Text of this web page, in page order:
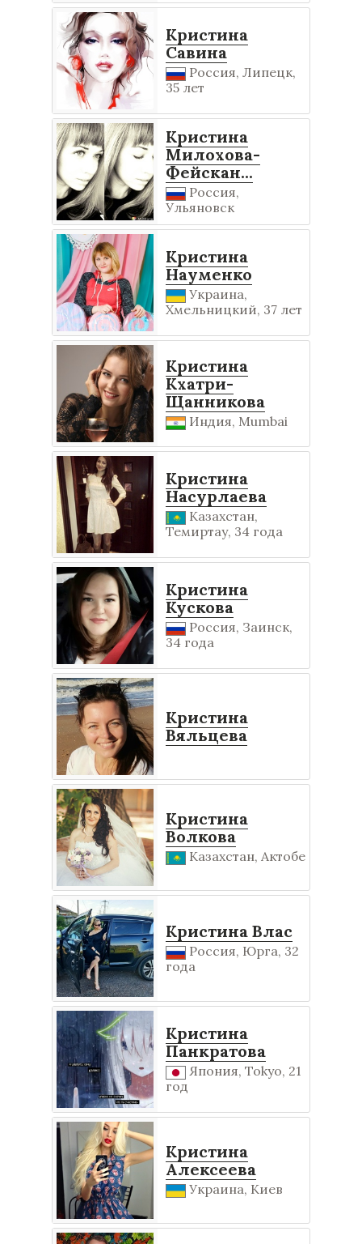
Кристина
Савина
Россия, Липецк,
35 лет
Кристина
Милохова-
Фейскан...
Россия,
Ульяновск
Кристина
Науменко
Украина,
Хмельницкий, 37 лет
Кристина
Кхатри-
Щанникова
Индия, Mumbai
Кристина
Насурлаева
Казахстан,
Темиртау, 34 года
Кристина
Кускова
Россия, Заинск,
34 года
Кристина
Вяльцева
Кристина
Волкова
Казахстан, Актобе
Кристина Влас
Россия, Юрга, 32
года
Кристина
Панкратова
Япония, Tokyo, 21
год
Кристина
Алексеева
Украина, Киев